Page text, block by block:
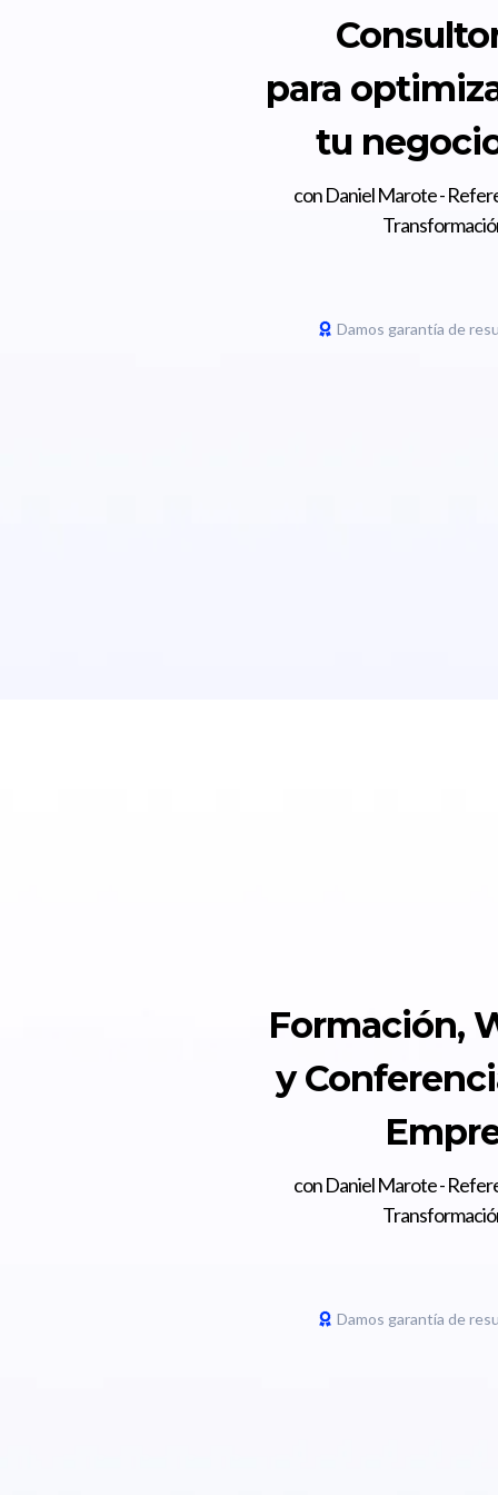
para
tu
con Daniel Marote -
Damos garantía de
Formación,
y
con Daniel Marote -
Damos garantía de